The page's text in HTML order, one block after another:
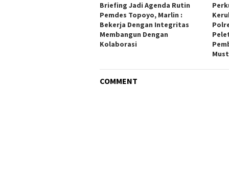
Briefing Jadi Agenda Rutin
Pemdes Topoyo, Marlin :
Bekerja Dengan Integritas
Membangun Dengan
Kolaborasi
COMMENT